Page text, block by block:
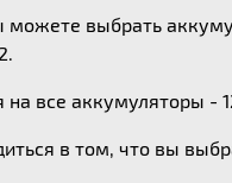
можете выбрать
на все аккумуляторы -
в том, что вы